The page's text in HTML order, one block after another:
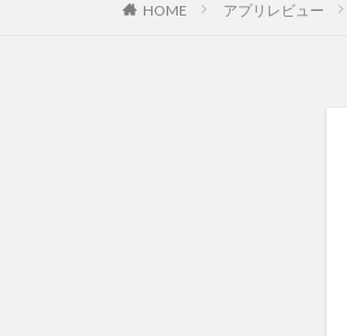
HOME アプリレビュー